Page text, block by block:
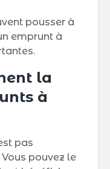
pousser à
emprunt à
la
à
pas
pouvez le